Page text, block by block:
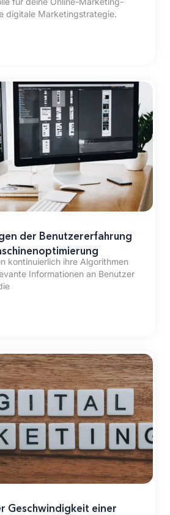
digitale Marketingstrategie.
der Benutzererfahrung
kontinuierlich ihre Algorithmen
Informationen an Benutzer
Geschwindigkeit einer